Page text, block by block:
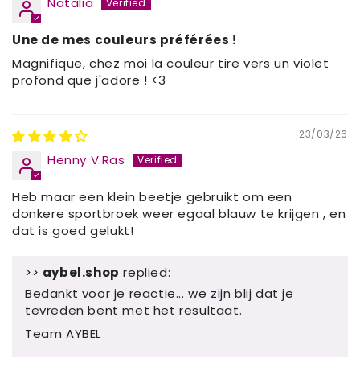
Une de mes couleurs préférées !
Magnifique, chez moi la couleur tire vers un violet
profond que j'adore ! <3
23/03/26
Henny V.Ras
Heb maar een klein beetje gebruikt om een
donkere sportbroek weer egaal blauw te krijgen , en
dat is goed gelukt!
>> aybel.shop replied:
Bedankt voor je reactie... we zijn blij dat je
tevreden bent met het resultaat.
Team AYBEL